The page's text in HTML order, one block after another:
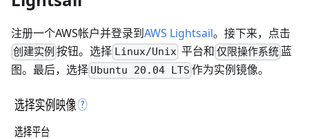
注册一个AWS帐户并登录到AWS Lightsail。接下来，点击
创建实例 按钮。选择 Linux/Unix平台和 仅限操作系统 蓝
图。最后，选择 Ubuntu 20.04 LTS 作为实例镜像。